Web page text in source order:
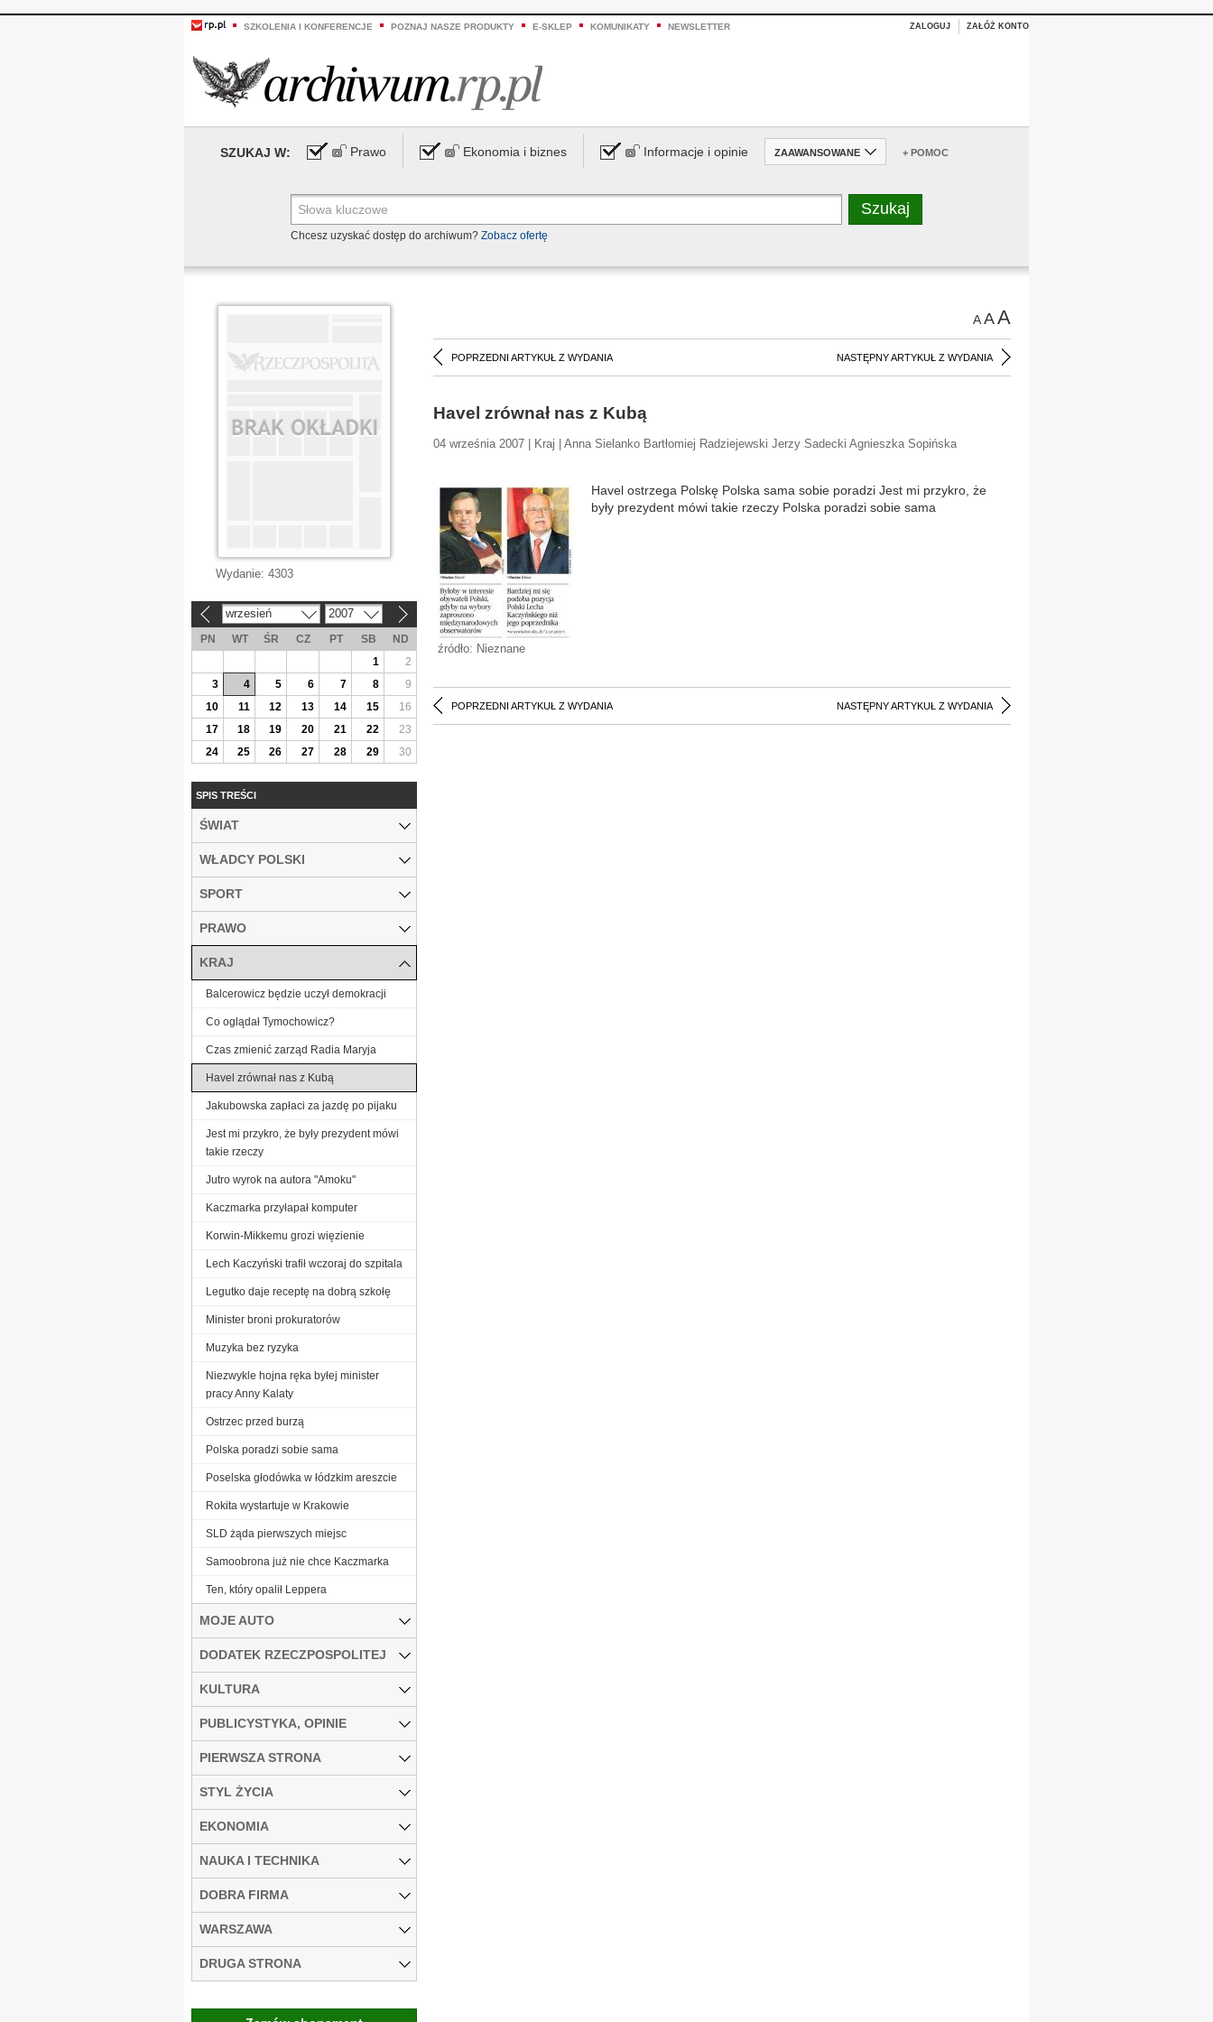
SZKOLENIA I KONFERENCJE POZNAJ NASZE PRODUKTY E-SKLEP KOMUNIKATY NEWSLETTER ZALOGUJ ZAŁÓŻ KONTO
SZUKAJ W: Prawo Ekonomia i biznes Informacje i opinie ZAAWANSOWANE + POMOC
Chcesz uzyskać dostęp do archiwum? Zobacz ofertę
AAA
POPRZEDNI ARTYKUŁ Z WYDANIA NASTĘPNY ARTYKUŁ Z WYDANIA
Havel zrównał nas z Kubą
04 września 2007 | Kraj | Anna Sielanko Bartłomiej Radziejewski Jerzy Sadecki Agnieszka Sopińska
źródło: Nieznane
Havel ostrzega Polskę Polska sama sobie poradzi Jest mi przykro, że
były prezydent mówi takie rzeczy Polska poradzi sobie sama
POPRZEDNI ARTYKUŁ Z WYDANIA NASTĘPNY ARTYKUŁ Z WYDANIA
Wydanie: 4303
wrzesień 2007
PN WT ŚR CZ PT SB
ND
1
2
3
4 5 6 7 8
9
10
11 12 13 14 15
16
17
18 19 20 21 22
23
24
25 26 27 28 29 30
SPIS TREŚCI
ŚWIAT
WŁADCY POLSKI
SPORT
PRAWO
KRAJ
Balcerowicz będzie uczył demokracji
Co oglądał Tymochowicz?
Czas zmienić zarząd Radia Maryja
Havel zrównał nas z Kubą
Jakubowska zapłaci za jazdę po pijaku
Jest mi przykro, że były prezydent mówi
takie rzeczy
Jutro wyrok na autora "Amoku"
Kaczmarka przyłapał komputer
Korwin-Mikkemu grozi więzienie
Lech Kaczyński trafił wczoraj do szpitala
Legutko daje receptę na dobrą szkołę
Minister broni prokuratorów
Muzyka bez ryzyka
Niezwykle hojna ręka byłej minister
pracy Anny Kalaty
Ostrzec przed burzą
Polska poradzi sobie sama
Poselska głodówka w łódzkim areszcie
Rokita wystartuje w Krakowie
SLD żąda pierwszych miejsc
Samoobrona już nie chce Kaczmarka
Ten, który opalił Leppera
MOJE AUTO
DODATEK RZECZPOSPOLITEJ
KULTURA
PUBLICYSTYKA, OPINIE
PIERWSZA STRONA
STYL ŻYCIA
EKONOMIA
NAUKA I TECHNIKA
DOBRA FIRMA
WARSZAWA
DRUGA STRONA